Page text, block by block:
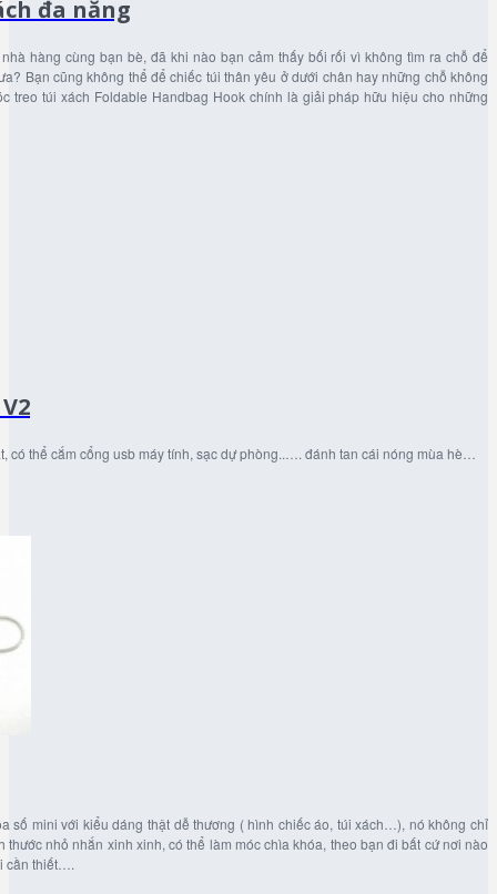
đa năng
hàng cùng bạn bè, đã khi nào bạn cảm thấy bối rối vì không tìm ra chỗ để
Bạn cũng không thể để chiếc túi thân yêu ở dưới chân hay những chỗ không
treo túi xách Foldable Handbag Hook chính là giải pháp hữu hiệu cho những
có thể cắm cổng usb máy tính, sạc dự phòng..…. đánh tan cái nóng mùa hè…
số mini với kiểu dáng thật dễ thương ( hình chiếc áo, túi xách…), nó không chỉ
thước nhỏ nhắn xinh xinh, có thể làm móc chìa khóa, theo bạn đi bất cứ nơi nào
cần thiết….